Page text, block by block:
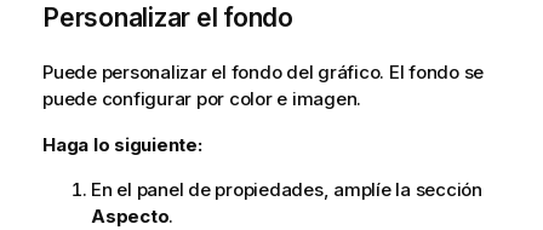
Personalizar el fondo
Puede personalizar el fondo del gráfico. El fondo se
puede configurar por color e imagen.
Haga lo siguiente:
En el panel de propiedades, amplíe la sección
Aspecto.